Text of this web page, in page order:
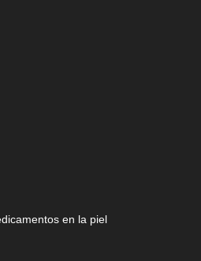
en la piel